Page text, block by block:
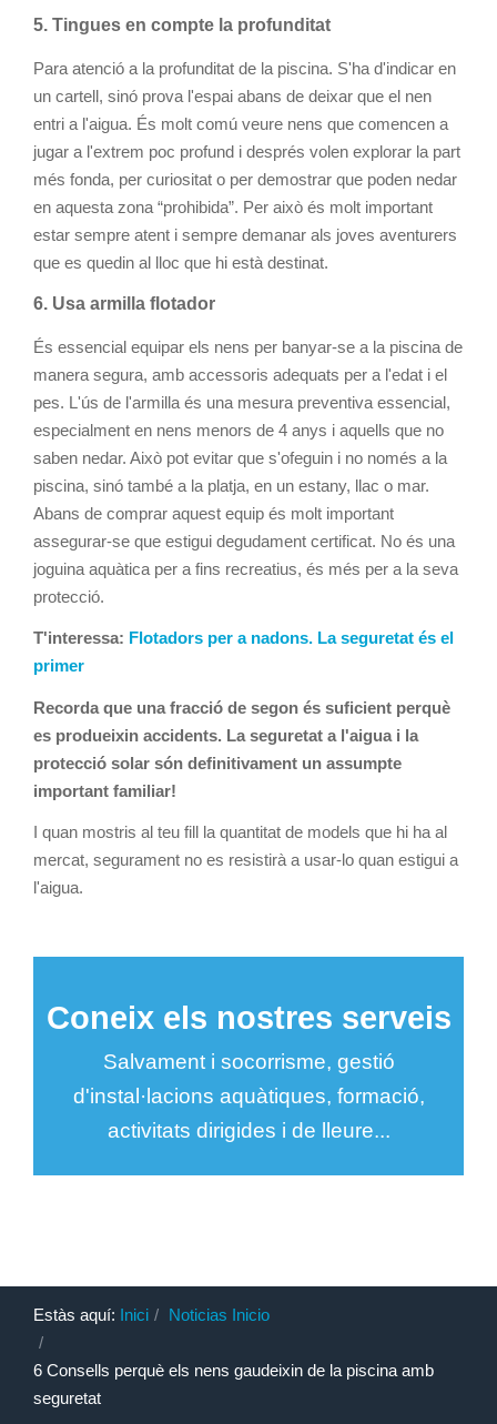
5. Tingues en compte la profunditat
Para atenció a la profunditat de la piscina. S'ha d'indicar en
un cartell, sinó prova l'espai abans de deixar que el nen
entri a l'aigua. És molt comú veure nens que comencen a
jugar a l'extrem poc profund i després volen explorar la part
més fonda, per curiositat o per demostrar que poden nedar
en aquesta zona “prohibida”. Per això és molt important
estar sempre atent i sempre demanar als joves aventurers
que es quedin al lloc que hi està destinat.
6. Usa armilla flotador
És essencial equipar els nens per banyar-se a la piscina de
manera segura, amb accessoris adequats per a l'edat i el
pes. L'ús de l'armilla és una mesura preventiva essencial,
especialment en nens menors de 4 anys i aquells que no
saben nedar. Això pot evitar que s'ofeguin i no només a la
piscina, sinó també a la platja, en un estany, llac o mar.
Abans de comprar aquest equip és molt important
assegurar-se que estigui degudament certificat. No és una
joguina aquàtica per a fins recreatius, és més per a la seva
protecció.
T'interessa: Flotadors per a nadons. La seguretat és el
primer
Recorda que una fracció de segon és suficient perquè
es produeixin accidents. La seguretat a l'aigua i la
protecció solar són definitivament un assumpte
important familiar!
I quan mostris al teu fill la quantitat de models que hi ha al
mercat, segurament no es resistirà a usar-lo quan estigui a
l'aigua.
Coneix els nostres serveis
Salvament i socorrisme, gestió
d'instal·lacions aquàtiques, formació,
activitats dirigides i de lleure...
Estàs aquí: Inici Noticias Inicio
6 Consells perquè els nens gaudeixin de la piscina amb
seguretat